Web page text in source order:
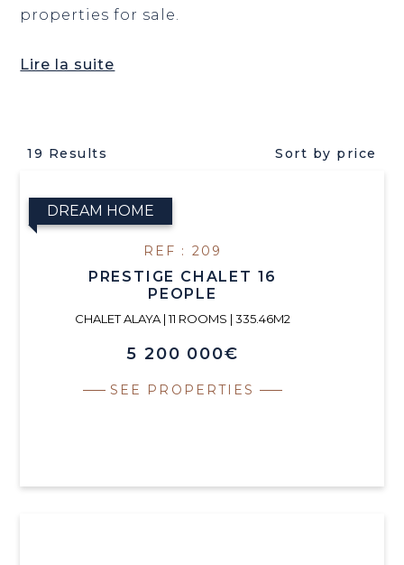
properties for sale.
Lire la suite
19 Results Sort by price
DREAM HOME
REF : 209
PRESTIGE CHALET 16
PEOPLE
CHALET ALAYA | 11 ROOMS | 335.46M2
5 200 000€
SEE PROPERTIES